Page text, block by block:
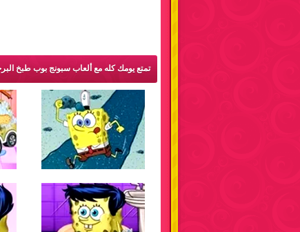
تمتع يومك كله مع ألعاب سبونج بوب طبخ